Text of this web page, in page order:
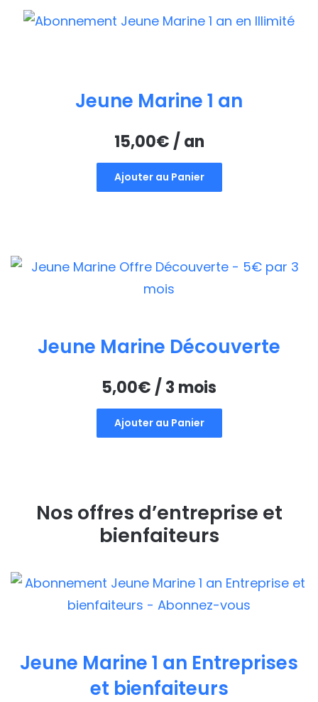
Jeune Marine 1 an
15,00€ / an
Ajouter au Panier
Jeune Marine Découverte
5,00€ / 3 mois
Ajouter au Panier
Nos offres d’entreprise et
bienfaiteurs
Jeune Marine 1 an Entreprises
et bienfaiteurs